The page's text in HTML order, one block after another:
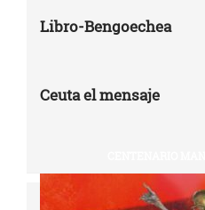
Libro-Bengoechea
Ceuta el mensaje